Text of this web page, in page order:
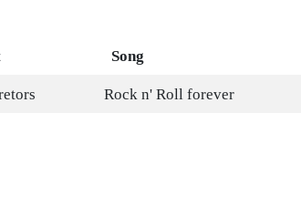
Song
Rock n' Roll forever